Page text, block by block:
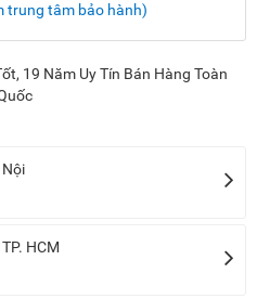
trung tâm bảo hành)
19 Năm Uy Tín Bán Hàng Toàn
Nội
HCM